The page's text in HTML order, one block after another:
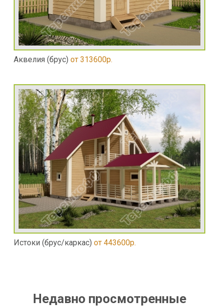
Аквелия (брус) от 313600р.
Истоки (брус/каркас) от 443600р.
Недавно просмотренные